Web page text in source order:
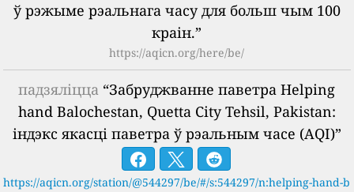
ў рэжыме рэальнага часу для больш чым 100
краін.”
https://aqicn.org/here/be/
падзяліцца “Забруджванне паветра Helping
hand Balochestan, Quetta City Tehsil, Pakistan:
індэкс якасці паветра ў рэальным часе (AQI)”
https://aqicn.org/station/@544297/be/#/s:544297/n:helping-hand-b